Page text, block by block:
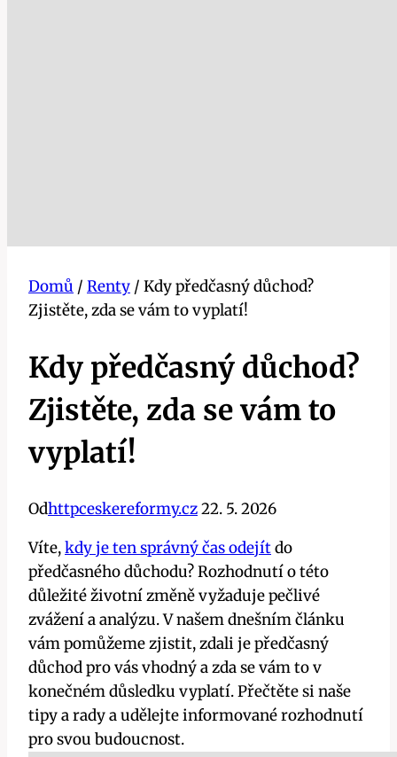
Domů / Renty / Kdy předčasný důchod?
Zjistěte, zda se vám to vyplatí!
Kdy předčasný důchod?
Zjistěte, zda se vám to
vyplatí!
Odhttpceskereformy.cz22. 5. 2026
Víte,kdy je ten správný čas odejítdo
předčasného důchodu? Rozhodnutí o této
důležité životní změně vyžaduje pečlivé
zvážení a analýzu. V našem dnešním článku
vám pomůžeme zjistit, zdali je předčasný
důchod pro vás vhodný a zda se vám to v
konečném důsledku vyplatí. Přečtěte si naše
tipy a rady a udělejte informované rozhodnutí
pro svou budoucnost.